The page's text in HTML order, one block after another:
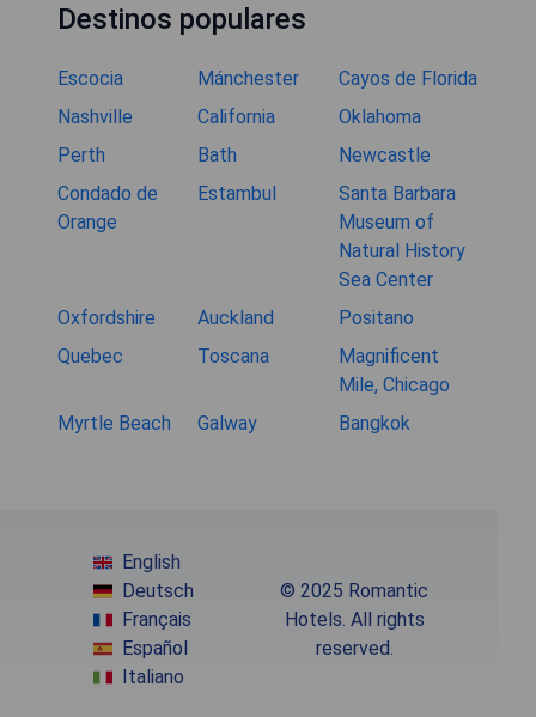
Destinos populares
Escocia Mánchester
Cayos de Florida
Nashville
California
Oklahoma
Perth
Bath
Newcastle
Condado de
Orange
Estambul
Santa Barbara
Museum of
Natural History
Sea Center
Oxfordshire
Auckland
Positano
Quebec
Toscana
Magnificent
Mile, Chicago
Myrtle Beach
Galway Bangkok
English
Deutsch
Français
Español
Italiano
© 2025 Romantic
Hotels. All rights
reserved.